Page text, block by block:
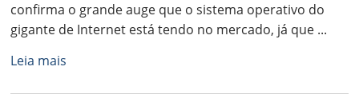
confirma o grande auge que o sistema operativo do
gigante de Internet está tendo no mercado, já que ...
Leia mais